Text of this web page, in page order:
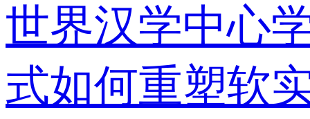
世界汉学中心
式如何重塑软